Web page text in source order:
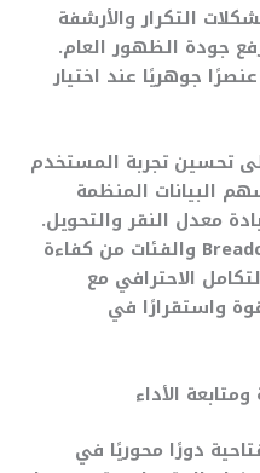
التكرار والأرشفة
جودة الظهور العام.
جوهريًا عند اختيار
تحسين تجربة المستخدم
البيانات المنظمة
معدل النقر والتحويل.
كما ترفع أدوات تحسين Breadcrumbs والفئات من كفاءة
الاحترافي مع
واستقرارًا في
الأداء
دورًا محوريًا في